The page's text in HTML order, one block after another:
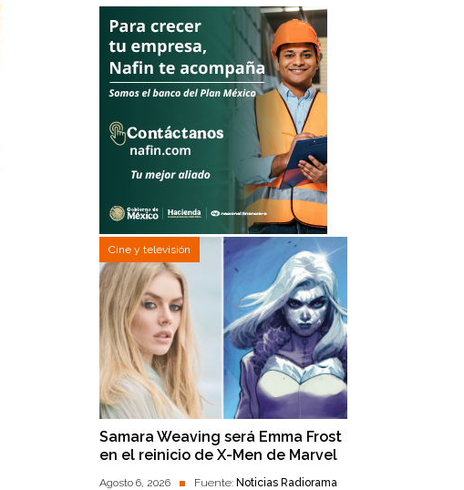
Cine y televisión
Samara Weaving será Emma Frost
en el reinicio de X-Men de Marvel
Agosto 6, 2026 Fuente: Noticias Radiorama